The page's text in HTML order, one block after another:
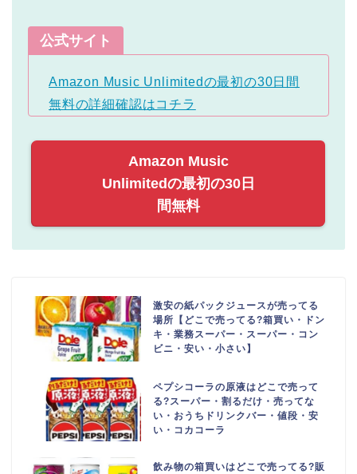
公式サイト
Amazon Music Unlimitedの最初の30日間
無料の詳細確認はコチラ
Amazon Music
Unlimitedの最初の30日
間無料
激安の紙パックジュースが売ってる
場所【どこで売ってる?箱買い・ドン
キ・業務スーパー・スーパー・コン
ビニ・安い・小さい】
ペプシコーラの原液はどこで売って
る?スーパー・割るだけ・売ってな
い・おうちドリンクバー・値段・安
い・コカコーラ
飲み物の箱買いはどこで売ってる?販